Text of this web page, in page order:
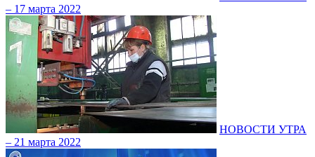
– 17 марта 2022
НОВОСТИ УТРА
– 21 марта 2022